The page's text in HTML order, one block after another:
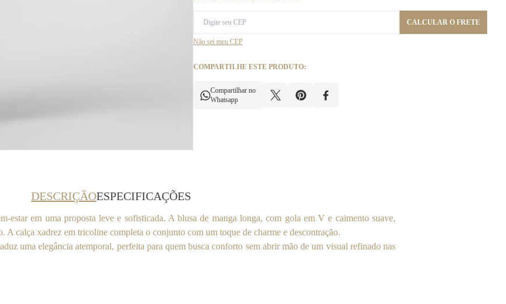
CALCULAR O FRETE
Não sei meu CEP
COMPARTILHE ESTE PRODUTO:
Compartilhar no
Whatsapp
DESCRIÇÃOESPECIFICAÇÕES
estar em uma proposta leve e sofisticada. A blusa de manga longa, com gola em V e caimento suave,
calça xadrez em tricoline completa o conjunto com um toque de charme e descontração.
uma elegância atemporal, perfeita para quem busca conforto sem abrir mão de um visual refinado nas